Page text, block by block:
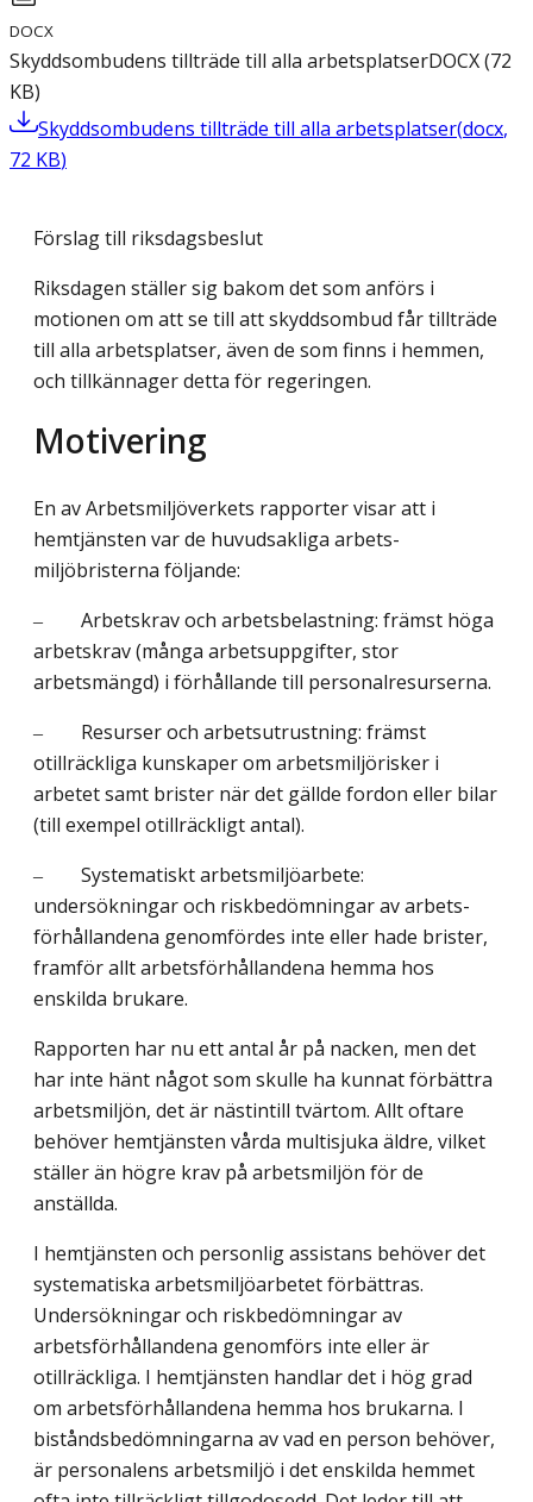
DOCX
Skyddsombudens tillträde till alla arbetsplatserDOCX(72
KB)
Skyddsombudens tillträde till alla arbetsplatser(docx,
72 KB)
Förslag till riksdagsbeslut
Riksdagen ställer sig bakom det som anförs i
motionen om att se till att skyddsombud får tillträde
till alla arbetsplatser, även de som finns i hemmen,
och tillkännager detta för regeringen.
Motivering
En av Arbetsmiljöverkets rapporter visar att i
hemtjänsten var de huvudsakliga arbets­
miljöbristerna följande:
‒ Arbetskrav och arbetsbelastning: främst höga
arbetskrav (många arbetsuppgifter, stor
arbetsmängd) i förhållande till personalresurserna.
‒ Resurser och arbetsutrustning: främst
otillräckliga kunskaper om arbetsmiljörisker i
arbetet samt brister när det gällde fordon eller bilar
(till exempel otillräckligt antal).
‒ Systematiskt arbetsmiljöarbete:
undersökningar och riskbedömningar av arbets­
förhållandena genomfördes inte eller hade brister,
framför allt arbetsförhållandena hemma hos
enskilda brukare.
Rapporten har nu ett antal år på nacken, men det
har inte hänt något som skulle ha kunnat förbättra
arbetsmiljön, det är nästintill tvärtom. Allt oftare
behöver hemtjänsten vårda multisjuka äldre, vilket
ställer än högre krav på arbetsmiljön för de
anställda.
I hemtjänsten och personlig assistans behöver det
systematiska arbetsmiljöarbetet förbättras.
Undersökningar och riskbedömningar av
arbetsförhållandena genomförs inte eller är
otillräckliga. I hemtjänsten handlar det i hög grad
om arbetsförhållandena hemma hos brukarna. I
biståndsbedömningarna av vad en person behöver,
är personalens arbetsmiljö i det enskilda hemmet